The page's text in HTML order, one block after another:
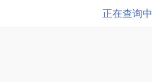
正在查询中